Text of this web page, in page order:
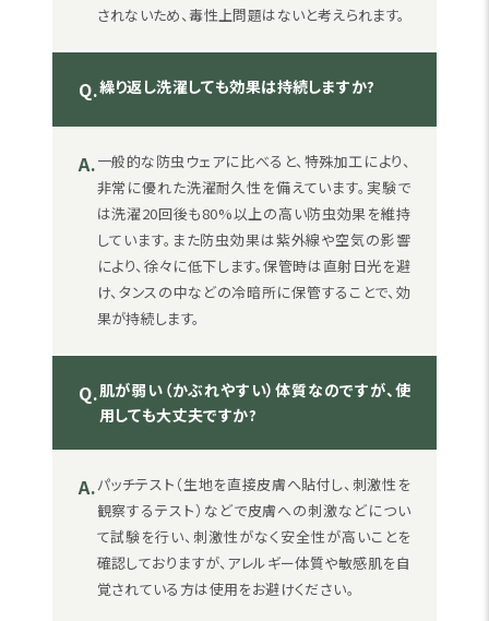
されないため、毒性上問題はないと考えられます。
Q.繰り返し洗濯しても効果は持続しますか?
A.一般的な防虫ウェアに比べると、特殊加工により、
非常に優れた洗濯耐久性を備えています。実験で
は洗濯20回後も80%以上の高い防虫効果を維持
しています。また防虫効果は紫外線や空気の影響
により、徐々に低下します。保管時は直射日光を避
け、タンスの中などの冷暗所に保管することで、効
果が持続します。
Q.肌が弱い（かぶれやすい）体質なのですが、使
用しても大丈夫ですか?
A.パッチテスト（生地を直接皮膚へ貼付し、刺激性を
観察するテスト）などで皮膚への刺激などについ
て試験を行い、刺激性がなく安全性が高いことを
確認しておりますが、アレルギー体質や敏感肌を自
覚されている方は使用をお避けください。